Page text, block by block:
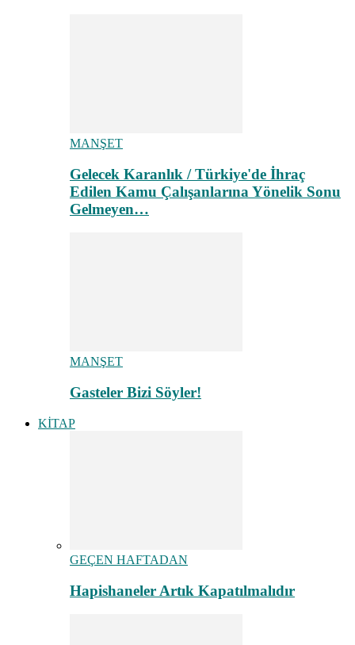
MANŞET
Gelecek Karanlık / Türkiye'de İhraç
Edilen Kamu Çalışanlarına Yönelik Sonu
Gelmeyen…
MANŞET
Gasteler Bizi Söyler!
KİTAP
GEÇEN HAFTADAN
Hapishaneler Artık Kapatılmalıdır